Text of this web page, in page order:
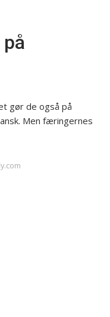
gør de også på
Men færingernes